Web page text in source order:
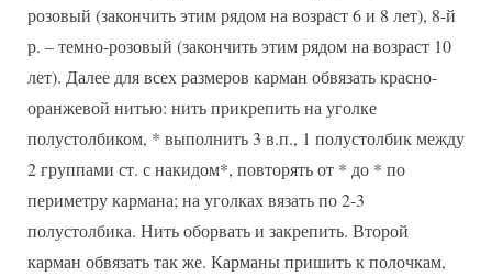
розовый (закончить этим рядом на возраст 6 и 8 лет), 8-й
р. – темно-розовый (закончить этим рядом на возраст 10
лет). Далее для всех размеров карман обвязать красно-
оранжевой нитью: нить прикрепить на уголке
полустолбиком, * выполнить 3 в.п., 1 полустолбик между
2 группами ст. с накидом*, повторять от * до * по
периметру кармана; на уголках вязать по 2-3
полустолбика. Нить оборвать и закрепить. Второй
карман обвязать так же. Карманы пришить к полочкам,